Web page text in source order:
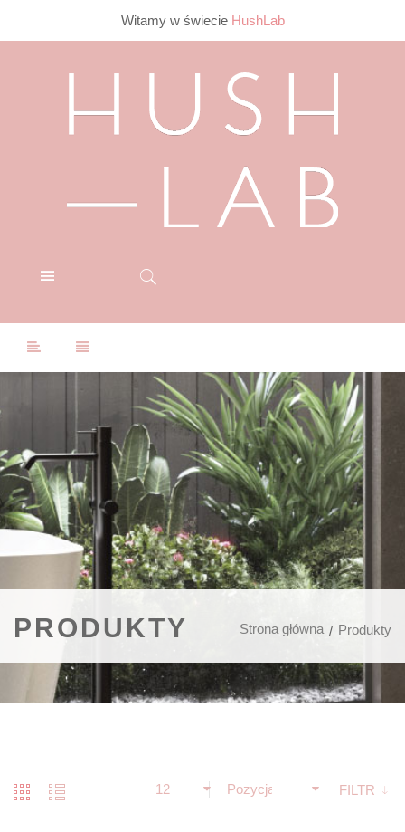
Witamy w świecie HushLab
PRODUKTY Strona główna Produkty
Pozycja FILTR
12